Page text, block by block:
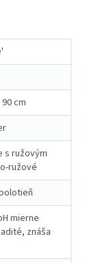
cm
s ružovým
ružové
mierne
znáša